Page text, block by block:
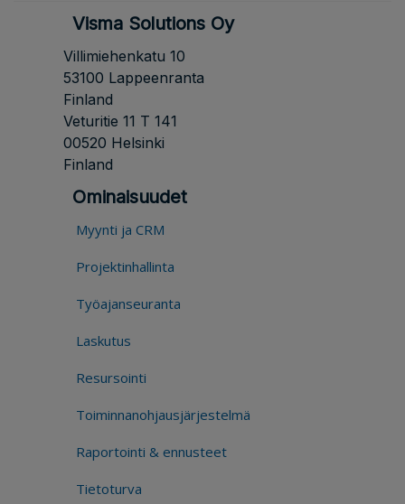
Visma Solutions Oy
Villimiehenkatu 10
53100 Lappeenranta
Finland
Veturitie 11 T 141
00520 Helsinki
Finland
Ominaisuudet
Myynti ja CRM
Projektinhallinta
Työajanseuranta
Laskutus
Resursointi
Toiminnanohjausjärjestelmä
Raportointi & ennusteet
Tietoturva